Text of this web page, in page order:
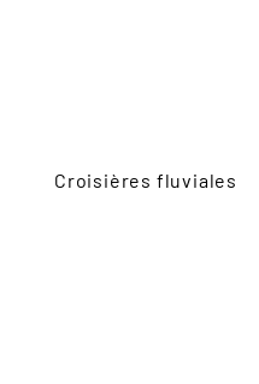
Croisières fluviales